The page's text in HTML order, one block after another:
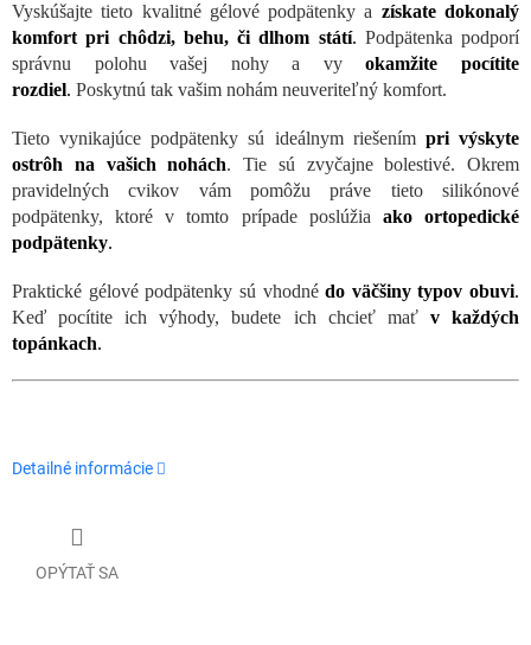
Vyskúšajte tieto kvalitné gélové podpätenky a získate dokonalý
komfort pri chôdzi, behu, či dlhom státí. Podpätenka podporí
správnu polohu vašej nohy a vyokamžite pocítite
rozdiel. Poskytnú tak vašim nohám neuveriteľný komfort.
Tieto vynikajúce podpätenky sú ideálnym riešením pri výskyte
ostrôh na vašich nohách. Tie sú zvyčajne bolestivé. Okrem
pravidelných cvikov vám pomôžu práve tieto silikónové
podpätenky, ktoré v tomto prípade poslúžia ako ortopedické
podpätenky.
Praktické gélové podpätenky sú vhodnédo väčšiny typov obuvi.
Keď pocítite ich výhody, budete ich chcieť mať v každých
topánkach.
Detailné informácie
OPÝTAŤ SA